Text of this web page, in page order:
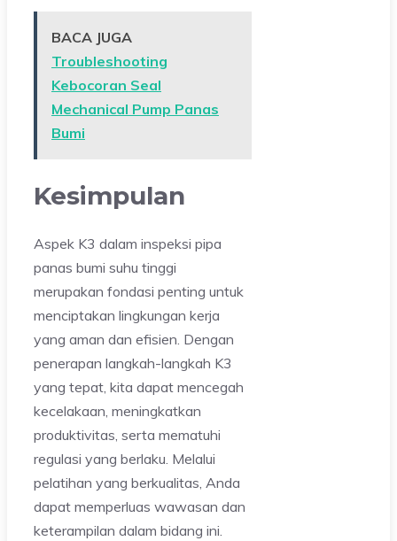
BACA JUGA
Troubleshooting
Kebocoran Seal
Mechanical Pump Panas
Bumi
Kesimpulan
Aspek K3 dalam inspeksi pipa
panas bumi suhu tinggi
merupakan fondasi penting untuk
menciptakan lingkungan kerja
yang aman dan efisien. Dengan
penerapan langkah-langkah K3
yang tepat, kita dapat mencegah
kecelakaan, meningkatkan
produktivitas, serta mematuhi
regulasi yang berlaku. Melalui
pelatihan yang berkualitas, Anda
dapat memperluas wawasan dan
keterampilan dalam bidang ini.